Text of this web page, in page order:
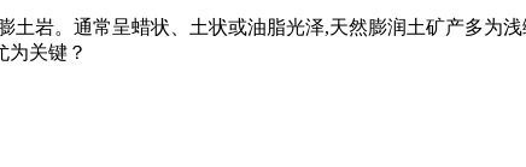
岩。通常呈蜡状、土状或油脂光泽,天然膨润土矿产多为
为关键？